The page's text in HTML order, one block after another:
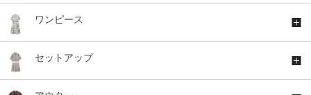
ワンピース
セットアップ